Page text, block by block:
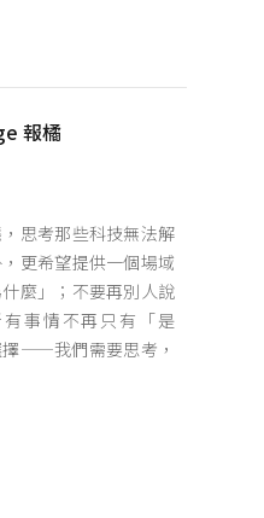
報橘
思考那些科技無法解
更希望提供一個場域
麼」；不要再別人說
事情不再只有「是
——我們需要思考，